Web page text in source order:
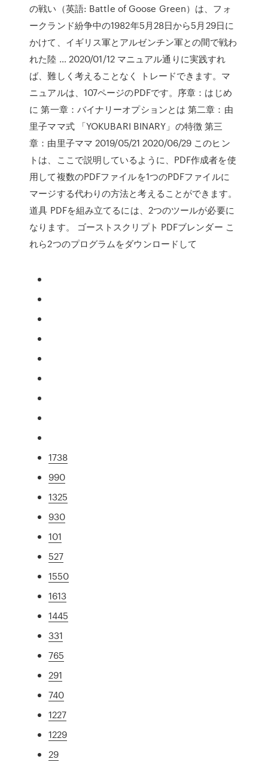
の戦い（英語: Battle of Goose Green）は、フォ
ークランド紛争中の1982年5月28日から5月29日に
かけて、イギリス軍とアルゼンチン軍との間で戦わ
れた陸 … 2020/01/12 マニュアル通りに実践すれ
ば、難しく考えることなく トレードできます。マ
ニュアルは、107ページのPDFです。序章：はじめ
に 第一章：バイナリーオプションとは 第二章：由
里子ママ式 「YOKUBARI BINARY」の特徴 第三
章：由里子ママ 2019/05/21 2020/06/29 このヒン
トは、ここで説明しているように、PDF作成者を使
用して複数のPDFファイルを1つのPDFファイルに
マージする代わりの方法と考えることができます。
道具 PDFを組み立てるには、2つのツールが必要に
なります。 ゴーストスクリプト PDFブレンダー こ
れら2つのプログラムをダウンロードして
1738
990
1325
930
101
527
1550
1613
1445
331
765
291
740
1227
1229
29